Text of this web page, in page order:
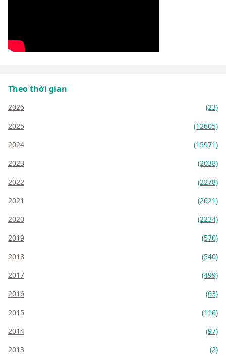
Theo thời gian
2026
(23)
2025
(12605)
2024
(15971)
2023
(2038)
2022
(2278)
2021
(2621)
2020
(2234)
2019
(570)
2018
(540)
2017
(499)
2016
(63)
2015
(116)
2014
(97)
2013
(2)